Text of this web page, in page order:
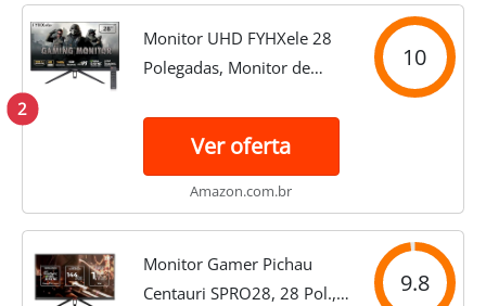
2
Monitor UHD FYHXele 28
Polegadas, Monitor de
IPS, 1ms 144Hz, FreeSync,
HDMI 2.1/2.0, DP1.4,
USB/Type C/VESA-Preto
10
Ver oferta
Amazon.com.br
Monitor Gamer Pichau
Centauri SPRO28, 28 Pol.,
9.8